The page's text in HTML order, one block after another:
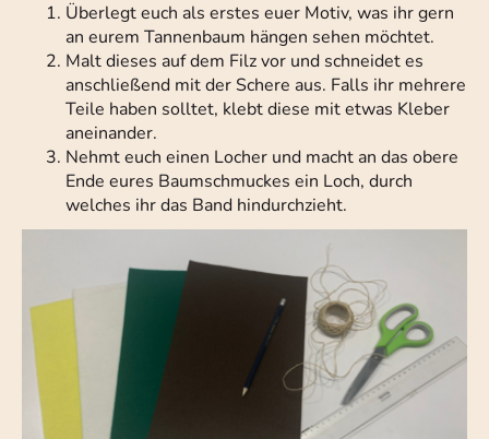
Überlegt euch als erstes euer Motiv, was ihr gern
an eurem Tannenbaum hängen sehen möchtet.
Malt dieses auf dem Filz vor und schneidet es
anschließend mit der Schere aus. Falls ihr mehrere
Teile haben solltet, klebt diese mit etwas Kleber
aneinander.
Nehmt euch einen Locher und macht an das obere
Ende eures Baumschmuckes ein Loch, durch
welches ihr das Band hindurchzieht.